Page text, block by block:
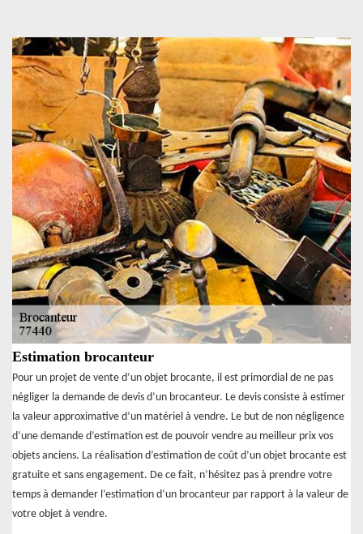
Estimation brocanteur
Pour un projet de vente d’un objet brocante, il est primordial de ne pas
négliger la demande de devis d’un brocanteur. Le devis consiste à estimer
la valeur approximative d’un matériel à vendre. Le but de non négligence
d’une demande d’estimation est de pouvoir vendre au meilleur prix vos
objets anciens. La réalisation d’estimation de coût d’un objet brocante est
gratuite et sans engagement. De ce fait, n’hésitez pas à prendre votre
temps à demander l’estimation d’un brocanteur par rapport à la valeur de
votre objet à vendre.